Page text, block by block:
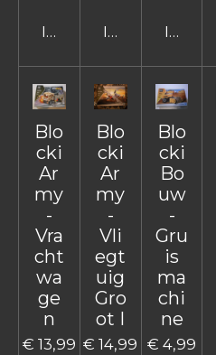
In winkelwagen
In In
Blo
cki
Ar
my
-
Vra
cht
wa
ge
n
€ 13,99
Blo
cki
Ar
my
-
Vli
egt
uig
Gro
ot I
€ 14,99
Blo
cki
Bo
uw
-
Gru
is
ma
chi
ne
€ 4,99